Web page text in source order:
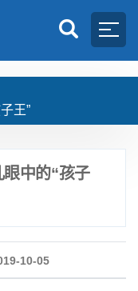
王”
中的“孩子
10-05